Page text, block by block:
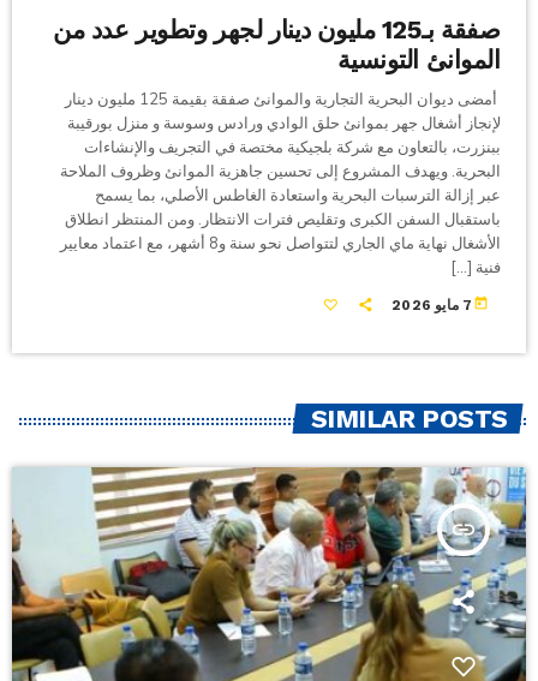
صفقة بـ125 مليون دينار لجهر وتطوير عدد من
الموانئ التونسية
أمضى ديوان البحرية التجارية والموانئ صفقة بقيمة 125 مليون دينار
لإنجاز أشغال جهر بموانئ حلق الوادي ورادس وسوسة و منزل بورقيبة
ببنزرت، بالتعاون مع شركة بلجيكية مختصة في التجريف والإنشاءات
البحرية. ويهدف المشروع إلى تحسين جاهزية الموانئ وظروف الملاحة
عبر إزالة الترسبات البحرية واستعادة الغاطس الأصلي، بما يسمح
باستقبال السفن الكبرى وتقليص فترات الانتظار. ومن المنتظر انطلاق
الأشغال نهاية ماي الجاري لتتواصل نحو سنة و8 أشهر، مع اعتماد معايير
فنية […]
today 7 مايو 2026
SIMILAR POSTS
insert_link